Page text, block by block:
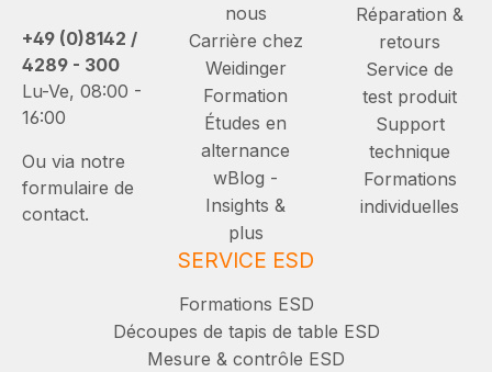
+49 (0)8142 /
4289 - 300
Lu-Ve, 08:00 -
16:00
Ou via notre
formulaire de
contact.
nous
Carrière chez
Weidinger
Formation
Études en
alternance
wBlog -
Insights &
plus
Réparation &
retours
Service de
test produit
Support
technique
Formations
individuelles
SERVICE ESD
Formations ESD
Découpes de tapis de table ESD
Mesure & contrôle ESD